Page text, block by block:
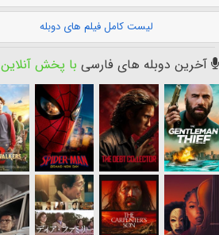
لیست کامل فیلم های دوبله
آخرین دوبله های فارسی با پخش آنلاین